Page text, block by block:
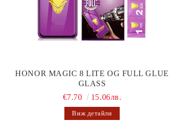
HONOR MAGIC 8 LITE OG FULL GLUE
GLASS
€7.70
15.06лв.
Виж детайли